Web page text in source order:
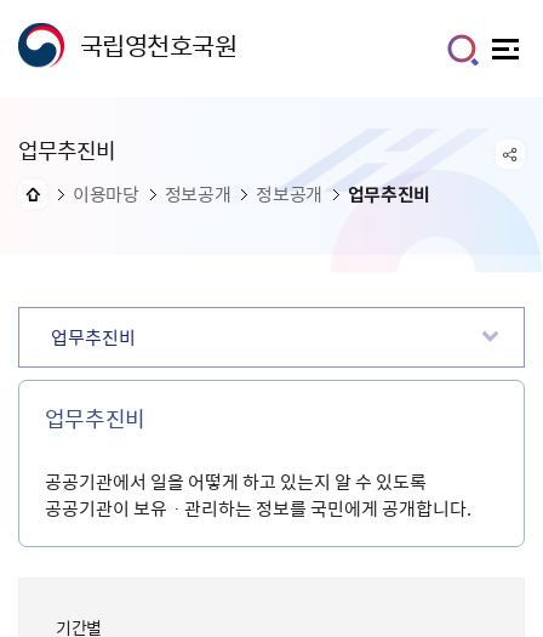
국립영천호국원
업무추진비
이용마당 정보공개 정보공개 업무추진비
업무추진비
업무추진비
공공기관에서 일을 어떻게 하고 있는지 알 수 있도록
공공기관이 보유ㆍ관리하는 정보를 국민에게 공개합니다.
기간별